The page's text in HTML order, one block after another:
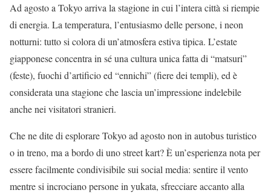
Ad agosto a Tokyo arriva la stagione in cui l’intera città si riempie
di energia. La temperatura, l’entusiasmo delle persone, i neon
notturni: tutto si colora di un’atmosfera estiva tipica. L’estate
giapponese concentra in sé una cultura unica fatta di “matsuri”
(feste), fuochi d’artificio ed “ennichi” (fiere dei templi), ed è
considerata una stagione che lascia un’impressione indelebile
anche nei visitatori stranieri.
Che ne dite di esplorare Tokyo ad agosto non in autobus turistico
o in treno, ma a bordo di uno street kart? È un’esperienza nota per
essere facilmente condivisibile sui social media: sentire il vento
mentre si incrociano persone in yukata, sfrecciare accanto alla